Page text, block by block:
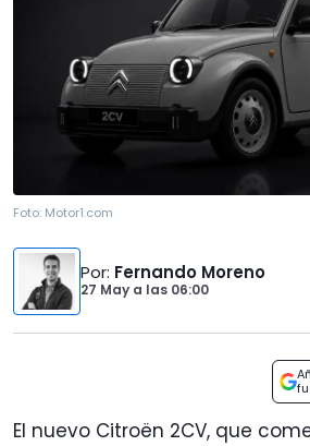
Foto: Motor1.com
Por: Fernando Moreno
27 May a las 06:00
El nuevo Citroën 2CV, que